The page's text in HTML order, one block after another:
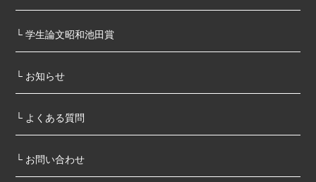
└ 学⽣論⽂昭和池⽥賞
└ お知らせ
└ よくある質問
└ お問い合わせ